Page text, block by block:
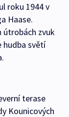
roku 1944 v
Haase.
útrobách zvuk
hudba světí
terase
Kounicových